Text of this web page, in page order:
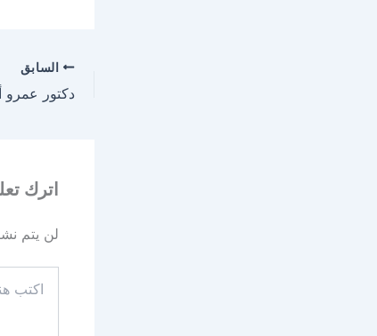
السابق
اترك
لن يتم
هنا...